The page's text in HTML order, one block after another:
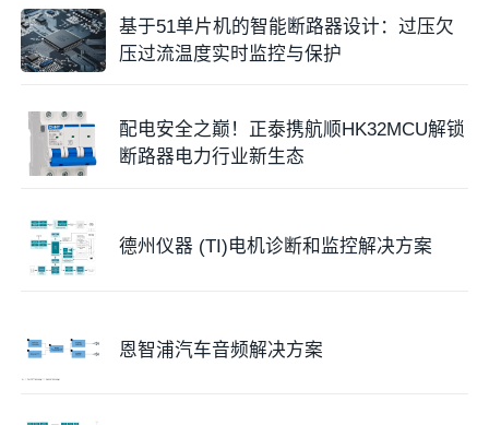
基于51单片机的智能断路器设计：过压欠
压过流温度实时监控与保护
配电安全之巅！正泰携航顺HK32MCU解锁
断路器电力行业新生态
德州仪器 (TI)电机诊断和监控解决方案
恩智浦汽车音频解决方案